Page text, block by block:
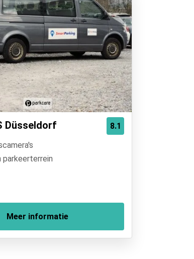
8.1
Düsseldorf
Meer informatie